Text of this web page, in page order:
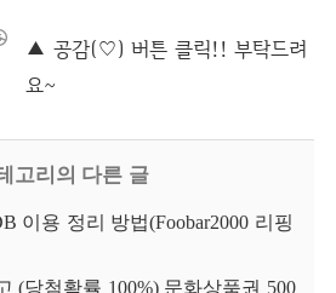
고리의 다른 글
이용 정리 방법(Foobar2000 리핑
(당첨확률 100%) 문화상품권 500